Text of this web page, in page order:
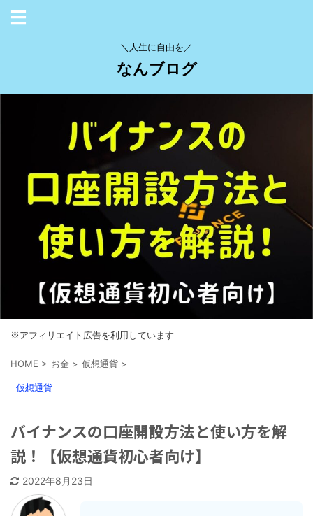
＼人生に自由を／
なんブログ
※アフィリエイト広告を利用しています
HOME > お金 > 仮想通貨 >
仮想通貨
バイナンスの口座開設方法と使い方を解
説！【仮想通貨初心者向け】
2022年8月23日